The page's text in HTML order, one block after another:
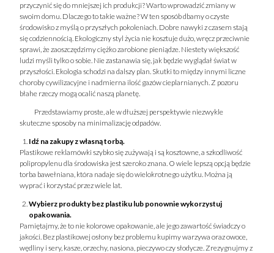
przyczynić się do mniejszej ich produkcji? Warto wprowadzić zmiany w
swoim domu. Dlaczego to takie ważne? W ten sposób dbamy o czyste
środowisko z myślą o przyszłych pokoleniach. Dobre nawyki z czasem stają
się codziennością. Ekologiczny styl życia nie kosztuje dużo, wręcz przeciwnie
sprawi, że zaoszczędzimy ciężko zarobione pieniądze. Niestety większość
ludzi myśli tylko o sobie. Nie zastanawia się, jak będzie wyglądał świat w
przyszłości. Ekologia schodzi na dalszy plan. Skutki to między innymi liczne
choroby cywilizacyjne i nadmierna ilość gazów cieplarnianych. Z pozoru
błahe rzeczy mogą ocalić naszą planetę.
Przedstawiamy proste, ale w dłuższej perspektywie niezwykle
skuteczne sposoby na minimalizację odpadów.
Idź na zakupy z własną torbą.
Plastikowe reklamówki szybko się zużywają i są kosztowne, a szkodliwość
polipropylenu dla środowiska jest szeroko znana. O wiele lepszą opcją będzie
torba bawełniana, która nadaje się do wielokrotnego użytku. Można ją
wyprać i korzystać przez wiele lat.
Wybierz produkty bez plastiku lub ponownie wykorzystuj
opakowania.
Pamiętajmy, że to nie kolorowe opakowanie, ale jego zawartość świadczy o
jakości. Bez plastikowej osłony bez problemu kupimy warzywa oraz owoce,
wędliny i sery, kasze, orzechy, nasiona, pieczywo czy słodycze. Zrezygnujmy z